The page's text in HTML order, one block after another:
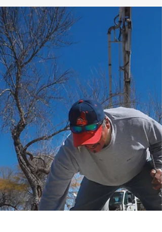
redcomarcamx
2 mar 2020
1 min de lectura
Desarrollo Social pone en marcha el
programa PAE en el jardín de niños
Venustiano Carranza
· Construyen barda perimetral de 139 metros lineales,
beneficiando a más de 100 alumnos. · El alcalde hizo
entrega de un kit deportivo,...